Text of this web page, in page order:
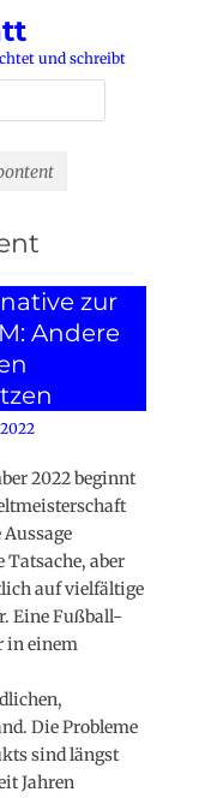
und schreibt
zur
Andere
2022 beginnt
Tatsache, aber
auf vielfältige
Eine Fußball-
in einem
Die Probleme
sind längst
Jahren